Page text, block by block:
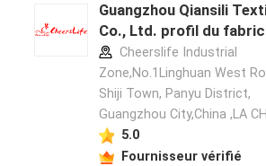
Guangzhou Qiansili
Co., Ltd. profil du
Cheerslife Industrial
Zone,No.1Linghuan West
Shiji Town, Panyu District,
Guangzhou City,China ,LA
5.0
Fournisseur vérifié